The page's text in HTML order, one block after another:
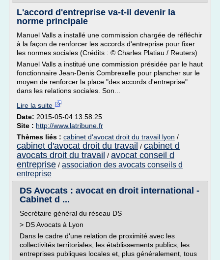
L'accord d'entreprise va-t-il devenir la
norme principale
Manuel Valls a installé une commission chargée de réfléchir
à la façon de renforcer les accords d'entreprise pour fixer
les normes sociales (Crédits : © Charles Platiau / Reuters)
Manuel Valls a institué une commission présidée par le haut
fonctionnaire Jean-Denis Combrexelle pour plancher sur le
moyen de renforcer la place "des accords d'entreprise"
dans les relations sociales. Son...
Lire la suite
Date: 2015-05-04 13:58:25
Site : http://www.latribune.fr
Thèmes liés : cabinet d'avocat droit du travail lyon /
cabinet d'avocat droit du travail / cabinet d
avocats droit du travail / avocat conseil d
entreprise / association des avocats conseils d
entreprise
DS Avocats : avocat en droit international -
Cabinet d ...
Secrétaire général du réseau DS
> DS Avocats à Lyon
Dans le cadre d'une relation de proximité avec les
collectivités territoriales, les établissements publics, les
entreprises publiques locales et, plus généralement, tous